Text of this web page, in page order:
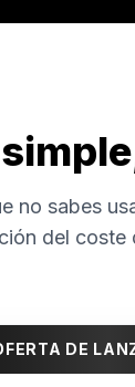
no sabes
del coste
DE